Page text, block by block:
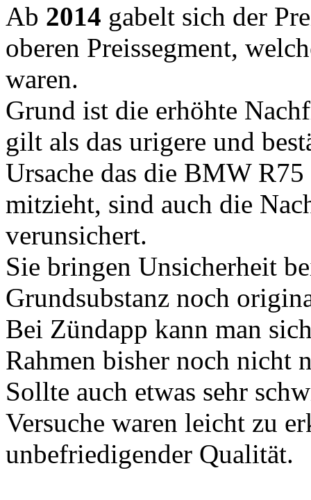
Ab 2014 gabelt sich der
oberen Preissegment,
waren.
Grund ist die erhöhte
gilt als das urigere und
Ursache das die BMW
mitzieht, sind auch die
verunsichert.
Sie bringen Unsicherheit
Grundsubstanz noch
Bei Zündapp kann man
Rahmen bisher noch nicht
Sollte auch etwas sehr
Versuche waren leicht zu
unbefriedigender Qualität.